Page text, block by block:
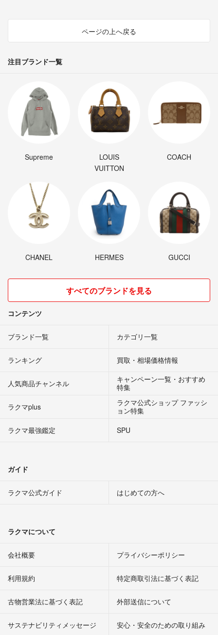
ページの上へ戻る
注目ブランド一覧
Supreme
LOUIS
VUITTON
COACH
CHANEL HERMES GUCCI
すべてのブランドを見る
コンテンツ
ブランド一覧 カテゴリ一覧
ランキング 買取・相場価格情報
人気商品チャンネル
キャンペーン一覧・おすすめ
特集
ラクマplus
ラクマ公式ショップ ファッシ
ョン特集
ラクマ最強鑑定
SPU
ガイド
ラクマ公式ガイド はじめての方へ
ラクマについて
会社概要 プライバシーポリシー
利用規約 特定商取引法に基づく表記
古物営業法に基づく表記 外部送信について
サステナビリティメッセージ 安心・安全のための取り組み